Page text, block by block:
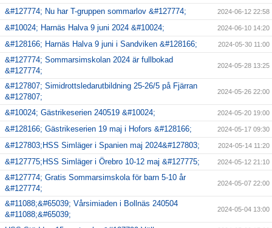
&#127774; Nu har T-gruppen sommarlov &#127774; 2024-06-12 22:58
&#10024; Harnäs Halva 9 juni 2024 &#10024; 2024-06-10 14:20
&#128166; Harnäs Halva 9 juni i Sandviken &#128166; 2024-05-30 11:00
&#127774; Sommarsimskolan 2024 är fullbokad
&#127774;
2024-05-28 13:25
&#127807; Simidrottsledarutbildning 25-26/5 på Fjärran
&#127807;
2024-05-26 22:00
&#10024; Gästrikeserien 240519 &#10024; 2024-05-20 19:00
&#128166; Gästrikeserien 19 maj i Hofors &#128166; 2024-05-17 09:30
&#127803;HSS Simläger i Spanien maj 2024&#127803; 2024-05-14 11:20
&#127775;HSS Simläger i Örebro 10-12 maj &#127775; 2024-05-12 21:10
&#127774; Gratis Sommarsimskola för barn 5-10 år
&#127774;
2024-05-07 22:00
&#11088;&#65039; Vårsimiaden i Bollnäs 240504
&#11088;&#65039;
2024-05-04 13:00